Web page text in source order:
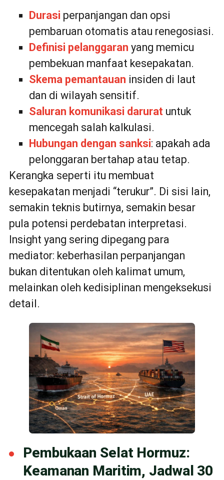
Durasi perpanjangan dan opsi
pembaruan otomatis atau renegosiasi.
Definisi pelanggaran yang memicu
pembekuan manfaat kesepakatan.
Skema pemantauan insiden di laut
dan di wilayah sensitif.
Saluran komunikasi darurat untuk
mencegah salah kalkulasi.
Hubungan dengan sanksi: apakah ada
pelonggaran bertahap atau tetap.
Kerangka seperti itu membuat
kesepakatan menjadi “terukur”. Di sisi lain,
semakin teknis butirnya, semakin besar
pula potensi perdebatan interpretasi.
Insight yang sering dipegang para
mediator: keberhasilan perpanjangan
bukan ditentukan oleh kalimat umum,
melainkan oleh kedisiplinan mengeksekusi
detail.
Pembukaan Selat Hormuz:
Keamanan Maritim, Jadwal 30